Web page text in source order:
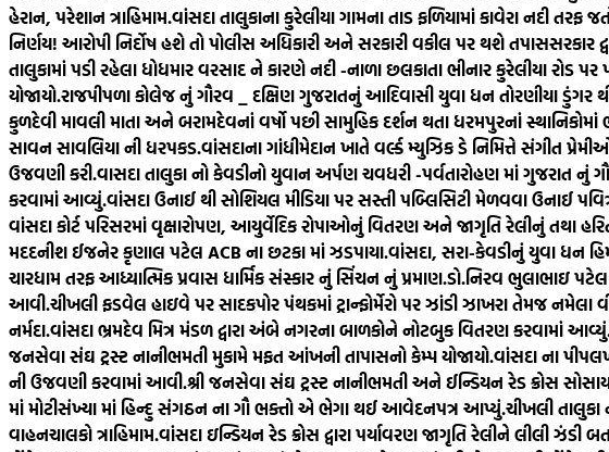
હેરાન, પરેશાન ત્રાહિમામ.વાંસદા તાલુકાના કુરેલીયા ગામના તાડ ફળિયામાં કાવેરા નદી તરફ
નિર્ણય! આરોપી નિર્દોષ હશે તો પોલીસ અધિકારી અને સરકારી વકીલ પર થશે તપાસસરકાર
તાલુકામાં પડી રહેલા ધોધમાર વરસાદ ને કારણે નદી -નાળા છલકાતા ભીનાર કુરેલીયા રોડ પર
યોજાયો.રાજપીપળા કોલેજ નું ગૌરવ _ દક્ષિણ ગુજરાતનું આદિવાસી યુવા ધન તોરણીયા ડુંગર
કુળદેવી માવલી માતા અને બરામદેવનાં વર્ષો પછી સામુહિક દર્શન થતા ધરમપુરનાં સ્થાનિકોમાં
સાવન સાવલિયા ની ધરપકડ.વાંસદાના ગાંધીમેદાન ખાતે વર્લ્ડ મ્યુઝિક ડે નિમિત્તે સંગીત
ઉજવણી કરી.વાસદા તાલુકા નો કેવડીનો યુવાન અર્પણ ચવધરી -પર્વતારોહણ માં ગુજરાત નું
કરવામાં આવ્યું.વાંસદા ઉનાઈ થી સોશિયલ મીડિયા પર સસ્તી પબ્લિસિટી મેળવવા ઉનાઈ
વાંસદા કોર્ટ પરિસરમાં વૃક્ષારોપણ, આયુર્વેદિક રોપાઓનું વિતરણ અને જાગૃતિ રેલીનું તથા
મદદનીશ ઈજનેર કૃણાલ પટેલ ACB ના છટકા માં ઝડપાયા.વાંસદા, સરા-કેવડીનું યુવા ધન
ચારધામ તરફ આધ્યાત્મિક પ્રવાસ ધાર્મિક સંસ્કાર નું સિંચન નું પ્રમાણ.ડો.નિરવ ભુલાભાઇ પટેલ
આવી.ચીખલી ફડવેલ હાઇવે પર સાદકપોર પંથકમાં ટ્રાન્ફોર્મેરો પર ઝાંડી ઝાખરા તેમજ
નર્મદા.વાંસદા ભ્રમદેવ મિત્ર મંડળ દ્વારા અંબે નગરના બાળકોને નોટબુક વિતરણ કરવામાં
જનસેવા સંઘ ટ્રસ્ટ નાનીભમતી મુકામે મફત આંખની તાપાસનો કેમ્પ યોજાયો.વાંસદા ના
ની ઉજવણી કરવામાં આવી.શ્રી જનસેવા સંઘ ટ્રસ્ટ નાનીભમતી અને ઈન્ડિયન રેડ ક્રોસ
માં મોટીસંખ્યા માં હિન્દુ સંગઠન ના ગૌ ભક્તો એ ભેગા થઈ આવેદનપત્ર આપ્યું.ચીખલી
વાહનચાલકો ત્રાહિમામ.વાંસદા ઇન્ડિયન રેડ ક્રોસ દ્વારા પર્યાવરણ જાગૃતિ રેલીને લીલી ઝંડી